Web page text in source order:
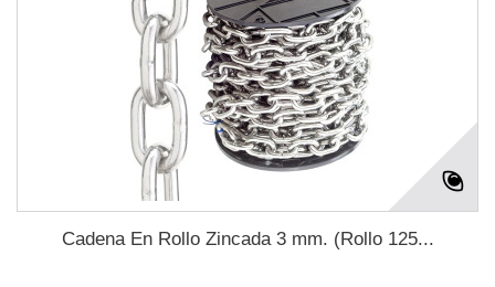
Cadena En Rollo Zincada 3 mm. (Rollo 125...